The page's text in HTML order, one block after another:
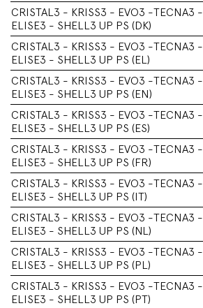
CRISTAL3 - KRISS3 - EVO3 -TECNA3 -
ELISE3 - SHELL3 UP PS (DK)
CRISTAL3 - KRISS3 - EVO3 -TECNA3 -
ELISE3 - SHELL3 UP PS (EL)
CRISTAL3 - KRISS3 - EVO3 -TECNA3 -
ELISE3 - SHELL3 UP PS (EN)
CRISTAL3 - KRISS3 - EVO3 -TECNA3 -
ELISE3 - SHELL3 UP PS (ES)
CRISTAL3 - KRISS3 - EVO3 -TECNA3 -
ELISE3 - SHELL3 UP PS (FR)
CRISTAL3 - KRISS3 - EVO3 -TECNA3 -
ELISE3 - SHELL3 UP PS (IT)
CRISTAL3 - KRISS3 - EVO3 -TECNA3 -
ELISE3 - SHELL3 UP PS (NL)
CRISTAL3 - KRISS3 - EVO3 -TECNA3 -
ELISE3 - SHELL3 UP PS (PL)
CRISTAL3 - KRISS3 - EVO3 -TECNA3 -
ELISE3 - SHELL3 UP PS (PT)